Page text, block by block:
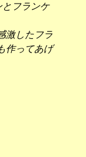
とフランケ
激したフラ
作ってあげ